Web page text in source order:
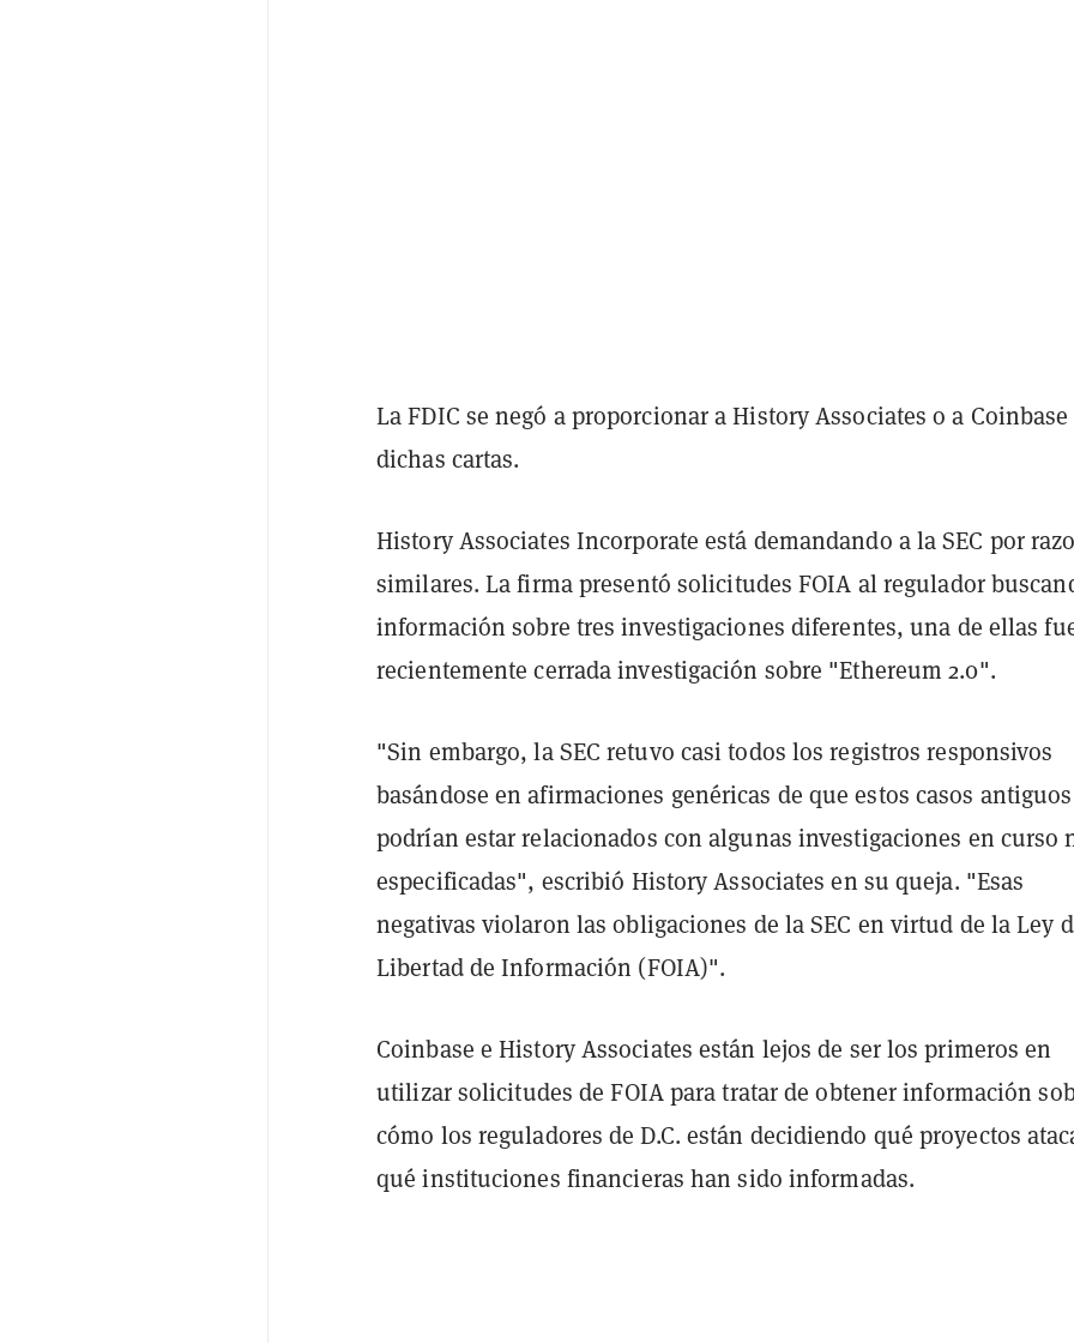
La FDIC se negó a proporcionar a History Associates o a Coinbase
dichas cartas.
History Associates Incorporate está demandando a la SEC por
similares. La firma presentó solicitudes FOIA al regulador
información sobre tres investigaciones diferentes, una de ellas
recientemente cerrada investigación sobre "Ethereum 2.0".
"Sin embargo, la SEC retuvo casi todos los registros responsivos
basándose en afirmaciones genéricas de que estos casos antiguos
podrían estar relacionados con algunas investigaciones en curso
especificadas", escribió History Associates en su queja. "Esas
negativas violaron las obligaciones de la SEC en virtud de la Ley
Libertad de Información (FOIA)".
Coinbase e History Associates están lejos de ser los primeros en
utilizar solicitudes de FOIA para tratar de obtener información
cómo los reguladores de D.C. están decidiendo qué proyectos
qué instituciones financieras han sido informadas.